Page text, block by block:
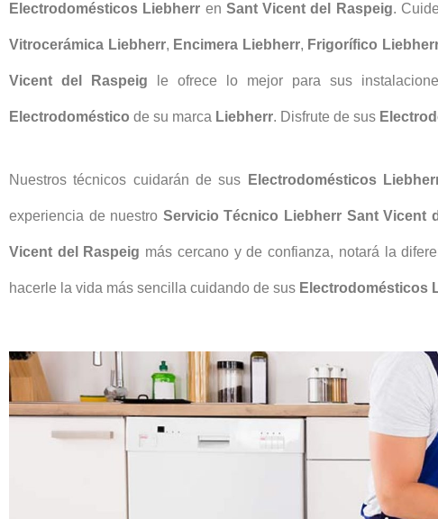
Electrodomésticos Liebherr en Sant Vicent del Raspeig.
Vitrocerámica Liebherr, Encimera Liebherr, Frigorífico
Vicent del Raspeig le ofrece lo mejor para sus
Electrodoméstico de su marca Liebherr. Disfrute de sus
Nuestros técnicos cuidarán de sus Electrodomésticos
experiencia de nuestro Servicio Técnico Liebherr Sant Vicent
Vicent del Raspeig más cercano y de confianza, notará la
hacerle la vida más sencilla cuidando de sus Electrodomésticos